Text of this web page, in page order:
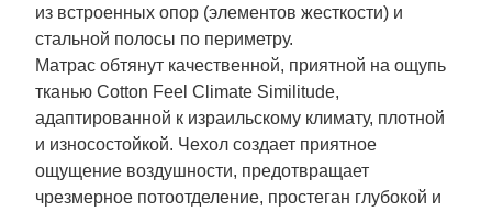
из встроенных опор (элементов жесткости) и
стальной полосы по периметру.
Матрас обтянут качественной, приятной на ощупь
тканью Cotton Feel Climate Similitude,
адаптированной к израильскому климату, плотной
и износостойкой. Чехол создает приятное
ощущение воздушности, предотвращает
чрезмерное потоотделение, простеган глубокой и